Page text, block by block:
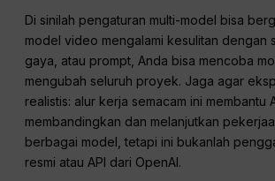
Di sinilah pengaturan multi-model bisa
model video mengalami kesulitan dengan
gaya, atau prompt, Anda bisa mencoba
mengubah seluruh proyek. Jaga agar
realistis: alur kerja semacam ini membantu
membandingkan dan melanjutkan
berbagai model, tetapi ini bukanlah
resmi atau API dari OpenAI.